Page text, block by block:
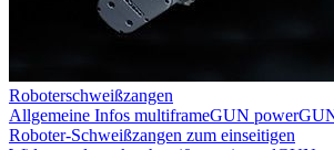
Roboterschweißzangen
Allgemeine Infos multiframeGUN
Roboter-Schweißzangen zum einseitigen